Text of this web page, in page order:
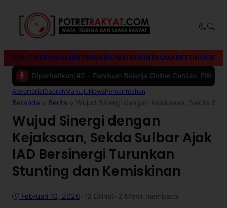
POLITIKEKONOMIINTERNASIONALBUSINESSMARKETING
|#2 -Panduan Belanja Online Cerdas: Pilih Produk
AdvertorialDaerahMamujuNewsPemerintahan
Beranda » Berita » Wujud Sinergi dengan Kejaksaan, Sekda
Wujud Sinergi dengan
Kejaksaan, Sekda Sulbar Ajak
IAD Bersinergi Turunkan
Stunting dan Kemiskinan
Februari 10, 2026 12 Dilihat 2 Menit membaca